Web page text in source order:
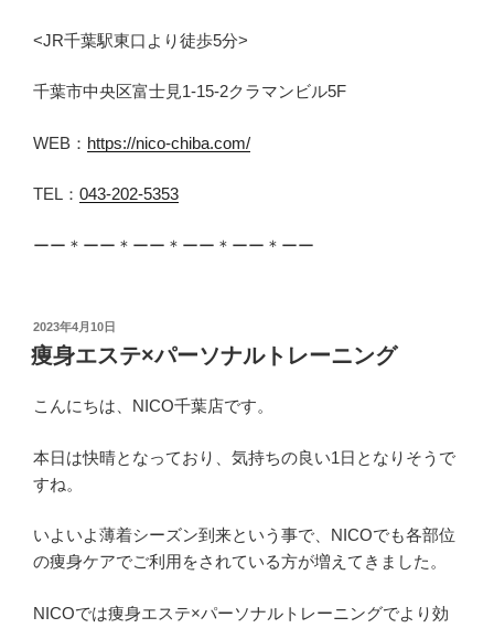
<JR千葉駅東口より徒歩5分>
千葉市中央区富士見1-15-2クラマンビル5F
WEB： https://nico-chiba.com/
TEL： 043-202-5353
ーー＊ーー＊ーー＊ーー＊ーー＊ーー
投
稿
日:
2023年4月10日
痩身エステ×パーソナルトレーニング
こんにちは、NICO千葉店です。
本日は快晴となっており、気持ちの良い1日となりそうで
すね。
いよいよ薄着シーズン到来という事で、NICOでも各部位
の痩身ケアでご利用をされている方が増えてきました。
NICOでは痩身エステ×パーソナルトレーニングでより効